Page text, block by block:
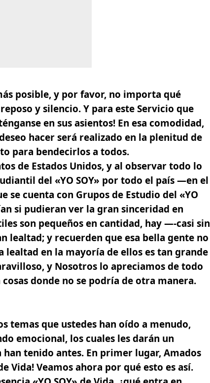
posible, y por favor, no importa qué
y silencio. Y para este Servicio que
en sus asientos! En esa comodidad,
hacer será realizado en la plenitud de
para bendecirlos a todos.
de Estados Unidos, y al observar todo lo
del «YO SOY» por todo el país —en el
cuenta con Grupos de Estudio del «YO
si pudieran ver la gran sinceridad en
son pequeños en cantidad, hay —-casi sin
lealtad; y recuerden que esa bella gente no
lealtad en la mayoría de ellos es tan grande
y Nosotros lo apreciamos de todo
donde no se podría de otra manera.
temas que ustedes han oído a menudo,
emocional, los cuales les darán un
tenido antes. En primer lugar, Amados
Vida! Veamos ahora por qué esto es así.